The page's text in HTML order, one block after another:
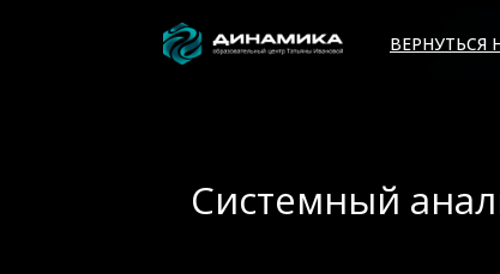
ВЕРНУТЬСЯ
Системный